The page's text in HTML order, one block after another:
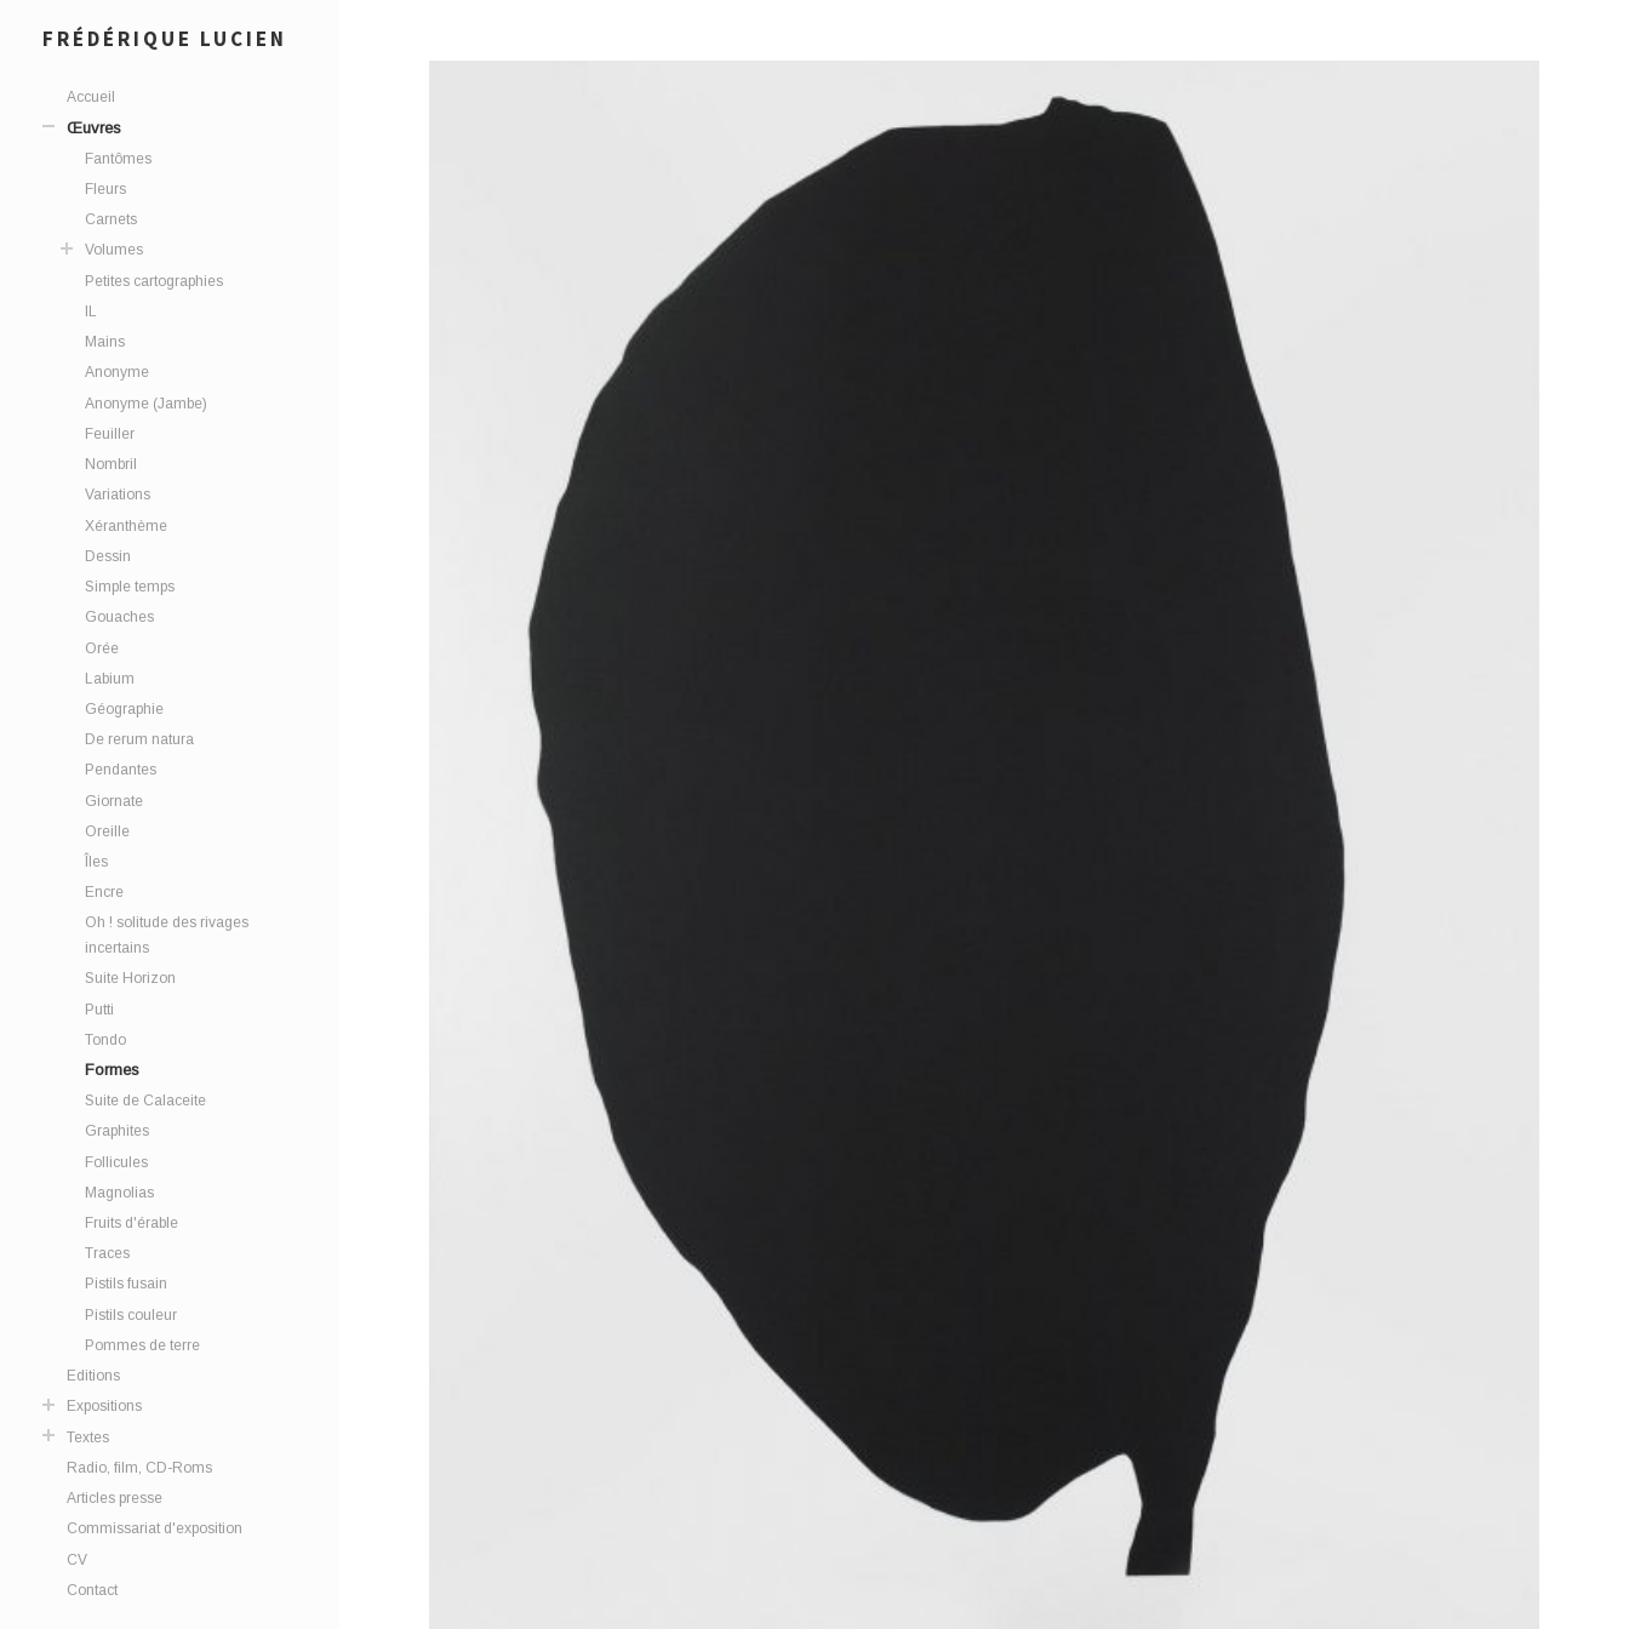
FRÉDÉRIQUE LUCIEN
Accueil
Œuvres
Fantômes
Fleurs
Carnets
Volumes
Petites cartographies
IL
Mains
Anonyme
Anonyme (Jambe)
Feuiller
Nombril
Variations
Xéranthème
Dessin
Simple temps
Gouaches
Orée
Labium
Géographie
De rerum natura
Pendantes
Giornate
Oreille
Îles
Encre
Oh ! solitude des rivages
incertains
Suite Horizon
Putti
Tondo
Formes
Suite de Calaceite
Graphites
Follicules
Magnolias
Fruits d'érable
Traces
Pistils fusain
Pistils couleur
Pommes de terre
Editions
Expositions
Textes
Radio, film, CD-Roms
Articles presse
Commissariat d'exposition
CV
Contact